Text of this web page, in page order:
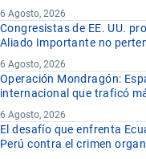
6 Agosto, 2026
Congresistas de EE. UU.
Aliado Importante no
6 Agosto, 2026
Operación Mondragón:
internacional que traficó
6 Agosto, 2026
El desafío que enfrenta
Perú contra el crimen